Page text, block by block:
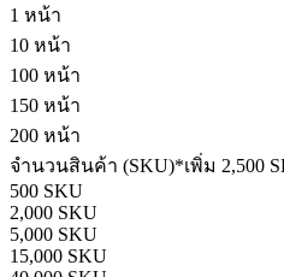
1 หน้า
10 หน้า
100 หน้า
150 หน้า
200 หน้า
จำนวนสินค้า (SKU)*เพิ่ม 2,500
500 SKU
2,000 SKU
5,000 SKU
15,000 SKU